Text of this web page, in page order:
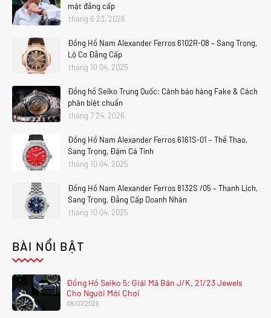
mật đẳng cấp
tháng 6 23, 2026
Đồng Hồ Nam Alexander Ferros 6102R-08 – Sang Trọng,
Lộ Cơ Đẳng Cấp
tháng 10 04, 2025
Đồng hồ Seiko Trung Quốc: Cảnh báo hàng Fake & Cách
phân biệt chuẩn
tháng 7 24, 2026
Đồng Hồ Nam Alexander Ferros 6161S-01 – Thể Thao,
Sang Trọng, Đậm Cá Tính
tháng 10 04, 2025
Đồng Hồ Nam Alexander Ferros 8132S /05 – Thanh Lịch,
Sang Trọng, Đẳng Cấp Doanh Nhân
tháng 10 04, 2025
BÀI NỔI BẬT
Đồng Hồ Seiko 5: Giải Mã Bản J/K, 21/23 Jewels
Cho Người Mới Chơi
08/07/2026